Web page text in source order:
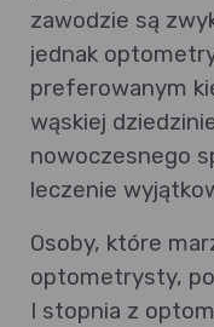
zawodzie są
jednak
preferowanym
wąskiej
nowoczesnego
leczenie
Osoby, które
optometrysty,
I stopnia z